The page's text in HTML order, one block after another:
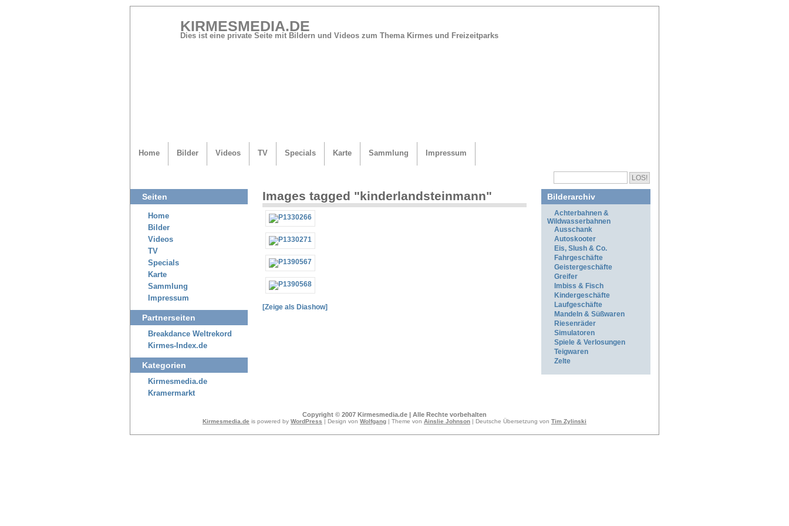
KIRMESMEDIA.DE
Dies ist eine private Seite mit Bildern und Videos zum Thema Kirmes und Freizeitparks
Home Bilder Videos TV Specials Karte Sammlung Impressum
Images tagged "kinderlandsteinmann"
[Zeige als Diashow]
Seiten
Home
Bilder
Videos
TV
Specials
Karte
Sammlung
Impressum
Partnerseiten
Breakdance Weltrekord
Kirmes-Index.de
Kategorien
Kirmesmedia.de
Kramermarkt
Bilderarchiv
Achterbahnen &
Wildwasserbahnen
Ausschank
Autoskooter
Eis, Slush & Co.
Fahrgeschäfte
Geistergeschäfte
Greifer
Imbiss & Fisch
Kindergeschäfte
Laufgeschäfte
Mandeln & Süßwaren
Riesenräder
Simulatoren
Spiele & Verlosungen
Teigwaren
Zelte
Copyright © 2007 Kirmesmedia.de | Alle Rechte vorbehalten
Kirmesmedia.de is powered by WordPress | Design von Wolfgang | Theme von Ainslie Johnson | Deutsche Übersetzung von Tim Zylinski